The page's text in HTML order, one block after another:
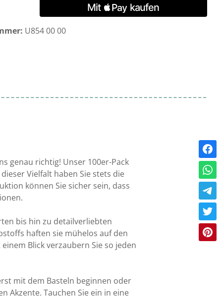
U854 00 00
genau richtig! Unser 100er-Pack
Vielfalt haben Sie stets die
können Sie sicher sein, dass
bis hin zu detailverliebten
haften sie mühelos auf den
Blick verzaubern Sie so jeden
mit dem Basteln beginnen oder
Akzente. Tauchen Sie ein in eine